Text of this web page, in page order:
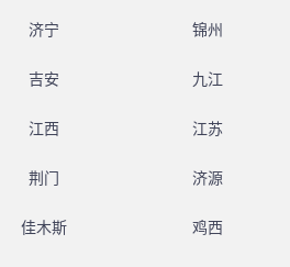
济宁 锦州
吉安 九江
江西 江苏
荆门 济源
佳木斯 鸡西